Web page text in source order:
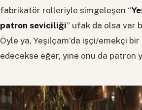
fabrikatör rolleriyle simgeleşen “
patron seviciliği” ufak da olsa var
Öyle ya, Yeşilçam’da işçi/emekçi bir
edecekse eğer, yine onu da patron